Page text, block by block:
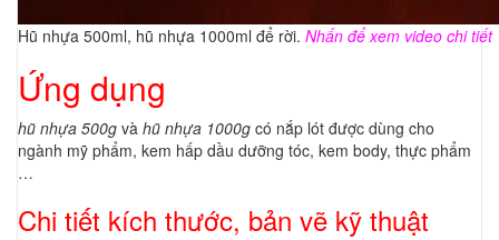
Hũ nhựa 500ml, hũ nhựa 1000ml để rời. Nhấn để xem video chi tiết
Ứng dụng
hũ nhựa 500g và hũ nhựa 1000g có nắp lót được dùng cho
ngành mỹ phẩm, kem hấp dầu dưỡng tóc, kem body, thực phẩm
…
Chi tiết kích thước, bản vẽ kỹ thuật